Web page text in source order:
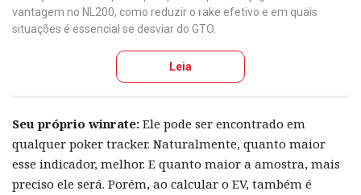
vantagem no NL200, como reduzir o rake efetivo e em quais
situações é essencial se desviar do GTO.
Leia
Seu próprio winrate: Ele pode ser encontrado em
qualquer poker tracker. Naturalmente, quanto maior
esse indicador, melhor. E quanto maior a amostra, mais
preciso ele será. Porém, ao calcular o EV, também é